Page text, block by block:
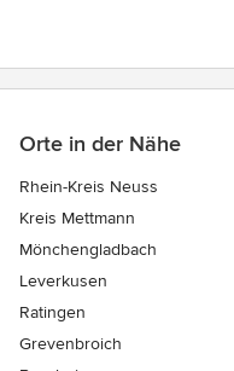
Orte in der Nähe
Rhein-Kreis Neuss
Kreis Mettmann
Mönchengladbach
Leverkusen
Ratingen
Grevenbroich